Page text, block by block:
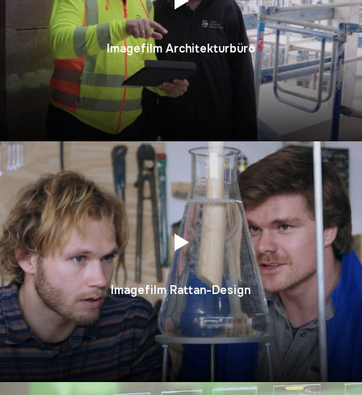
Imagefilm Architekturbüro
Imagefilm Rattan-Design